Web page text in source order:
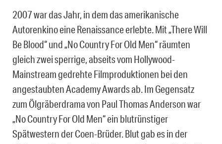
2007 war das Jahr, in dem das amerikanische
Autorenkino eine Renaissance erlebte. Mit „There Will
Be Blood“ und „No Country For Old Men“ räumten
gleich zwei sperrige, abseits vom Hollywood-
Mainstream gedrehte Filmproduktionen bei den
angestaubten Academy Awards ab. Im Gegensatz
zum Ölgräberdrama von Paul Thomas Anderson war
„No Country For Old Men“ ein blutrünstiger
Spätwestern der Coen-Brüder. Blut gab es in der